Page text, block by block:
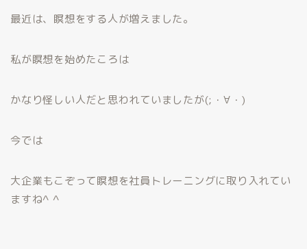
最近は、瞑想をする人が増えました。
私が瞑想を始めたころは
かなり怪しい人だと思われていましたが(;・∀・)
今では
大企業もこぞって瞑想を社員トレーニングに取り入れてい
ますね^ ^